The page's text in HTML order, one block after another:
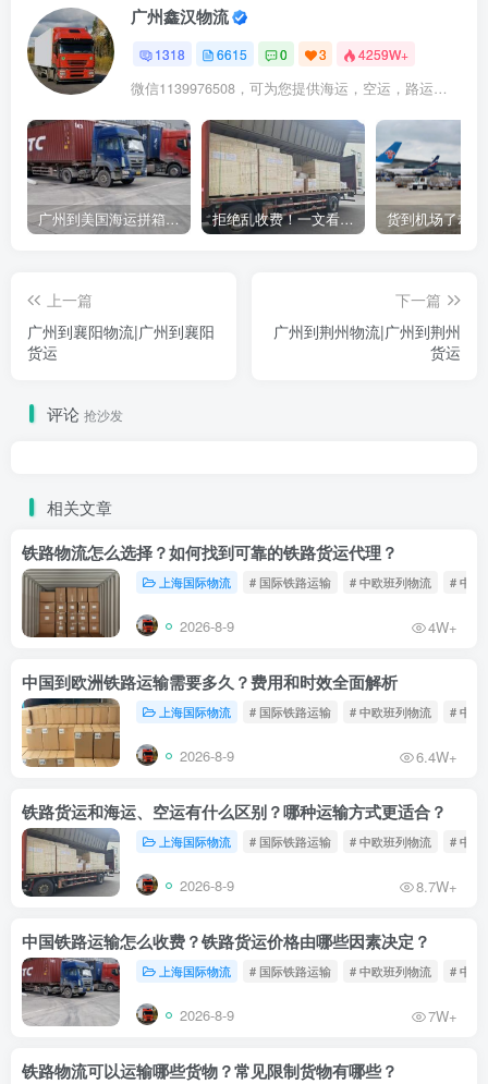
广州鑫汉物流
1318 6615 0 3 4259W+
微信1139976508，可为您提供海运，空运，路运，铁路运输
广州到美国海运拼箱多少钱？2024年最新运费构成+隐藏费用避坑指南 拒绝乱收费！一文看懂中国货代计费套路，教你避开所有隐形坑
上一篇
广州到襄阳物流|广州到襄阳
货运
下一篇
广州到荆州物流|广州到荆州
货运
评论 抢沙发
相关文章
铁路物流怎么选择？如何找到可靠的铁路货运代理？
上海国际物流 # 国际铁路运输 # 中欧班列物流 # 中欧
2026-8-9 4W+
中国到欧洲铁路运输需要多久？费用和时效全面解析
上海国际物流 # 国际铁路运输 # 中欧班列物流 # 中欧
2026-8-9 6.4W+
铁路货运和海运、空运有什么区别？哪种运输方式更适合？
上海国际物流 # 国际铁路运输 # 中欧班列物流 # 中欧
2026-8-9 8.7W+
中国铁路运输怎么收费？铁路货运价格由哪些因素决定？
上海国际物流 # 国际铁路运输 # 中欧班列物流 # 中欧
2026-8-9 7W+
铁路物流可以运输哪些货物？常见限制货物有哪些？